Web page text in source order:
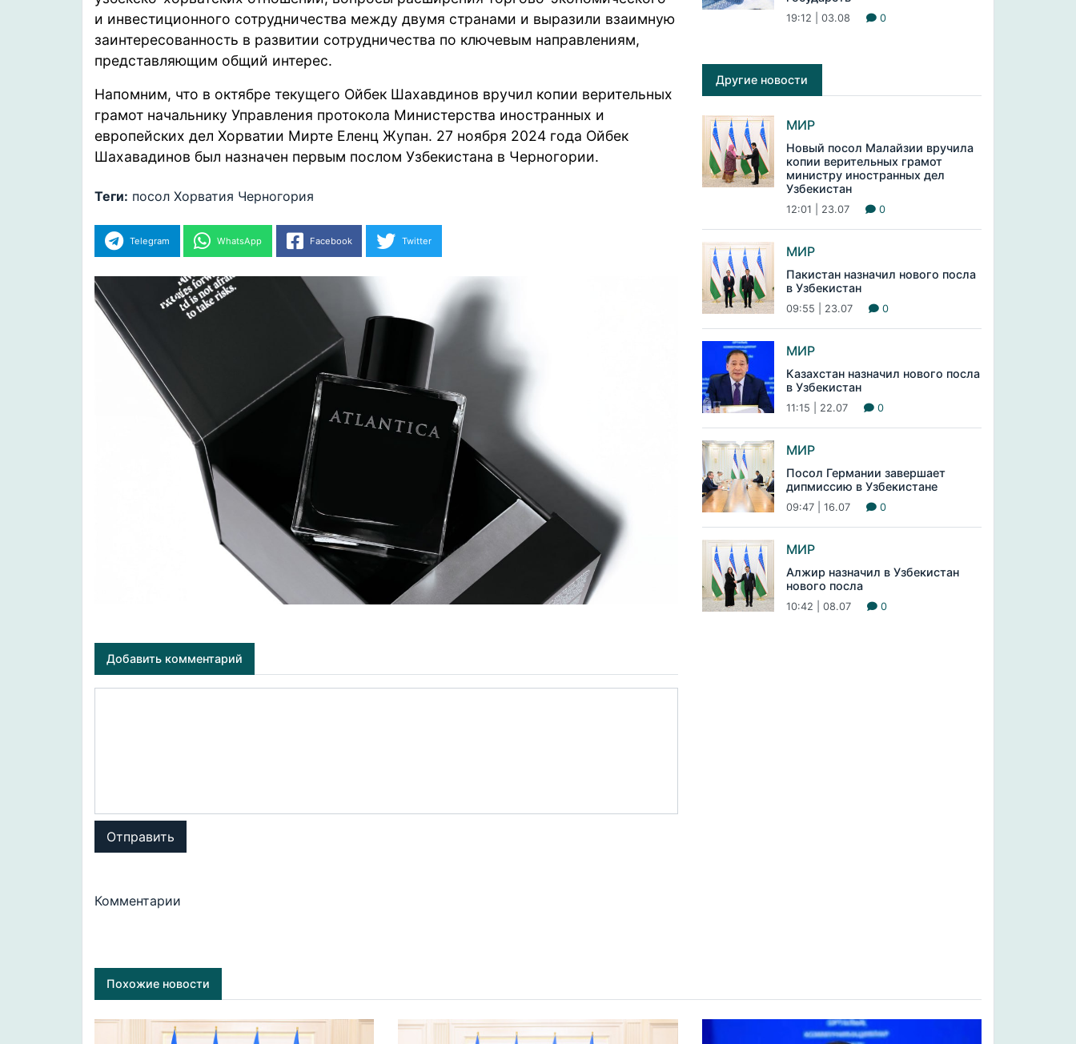
и инвестиционного сотрудничества между двумя странами и выразили взаимную
заинтересованность в развитии сотрудничества по ключевым направлениям,
представляющим общий интерес.
Напомним, что в октябре текущего Ойбек Шахавдинов вручил копии верительных
грамот начальнику Управления протокола Министерства иностранных и
европейских дел Хорватии Мирте Еленц Жупан. 27 ноября 2024 года Ойбек
Шахавадинов был назначен первым послом Узбекистана в Черногории.
Теги: посол Хорватия Черногория
Telegram WhatsApp Facebook Twitter
Добавить комментарий
Отправить
Комментарии
19:12 | 03.08 0
Другие новости
МИР
Новый посол Малайзии вручила
копии верительных грамот
министру иностранных дел
Узбекистан
12:01 | 23.07 0
МИР
Пакистан назначил нового посла
в Узбекистан
09:55 | 23.07 0
МИР
Казахстан назначил нового посла
в Узбекистан
11:15 | 22.07 0
МИР
Посол Германии завершает
дипмиссию в Узбекистане
09:47 | 16.07 0
МИР
Алжир назначил в Узбекистан
нового посла
10:42 | 08.07 0
Похожие новости